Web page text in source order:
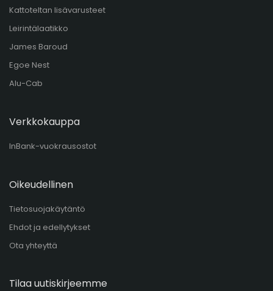
Kattoteltan lisävarusteet
Leirintälaatikko
James Baroud
Egoe Nest
Alu-Cab
Verkkokauppa
InBank-vuokrausostot
Oikeudellinen
Tietosuojakäytäntö
Ehdot ja edellytykset
Ota yhteyttä
Tilaa uutiskirjeemme